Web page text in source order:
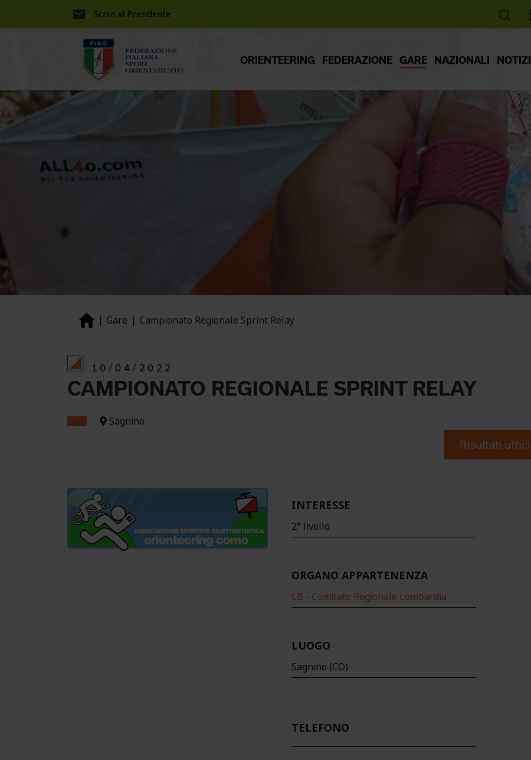
Scrivi al Presidente
ORIENTEERING FEDERAZIONE GARE NAZIONALI
Gare Campionato Regionale Sprint Relay
10/04/2022
CAMPIONATO REGIONALE SPRINT RELAY
Sagnino
Risultati
INTERESSE
2° livello
ORGANO APPARTENENZA
LB - Comitato Regionale Lombardia
LUOGO
Sagnino (CO)
TELEFONO